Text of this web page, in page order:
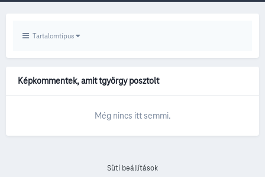
Tartalomtípus
Képkommentek, amit tgyörgy posztolt
Még nincs itt semmi.
Süti beállítások